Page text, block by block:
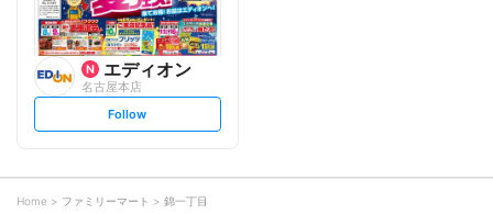
エディオン
名古屋本店
s
l
o
Follow
Home ファミリーマート 錦一丁目